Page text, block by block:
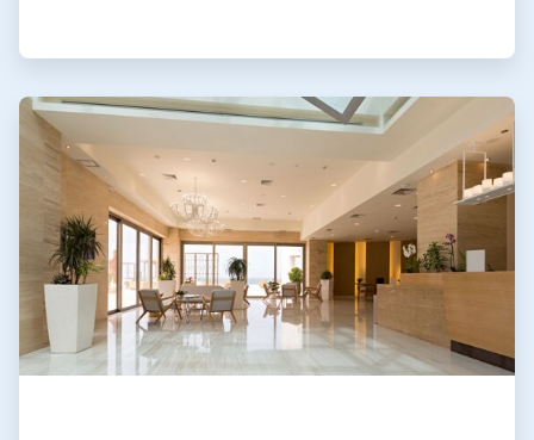
ArticleTile